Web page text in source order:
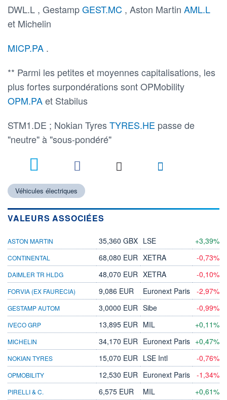
DWL.L , GestampGEST.MC , Aston Martin AML.L
et Michelin
MICP.PA .
** Parmi les petites et moyennes capitalisations, les
plus fortes surpondérations sont OPMobility
OPM.PAet Stabilus
STM1.DE ; Nokian TyresTYRES.HE passe de
"neutre" à "sous-pondéré"
Véhicules électriques
VALEURS ASSOCIÉES
ASTON MARTIN 35,360 GBX LSE +3,39%
CONTINENTAL 68,080 EUR XETRA -0,73%
DAIMLER TR HLDG 48,070 EUR XETRA -0,10%
FORVIA (EX FAURECIA) 9,086 EUR Euronext Paris -2,97%
GESTAMP AUTOM 3,0000 EUR Sibe -0,99%
IVECO GRP 13,895 EUR MIL +0,11%
MICHELIN 34,170 EUR Euronext Paris +0,47%
NOKIAN TYRES 15,070 EUR LSE Intl -0,76%
OPMOBILITY 12,530 EUR Euronext Paris -1,34%
PIRELLI & C. 6,575 EUR MIL +0,61%